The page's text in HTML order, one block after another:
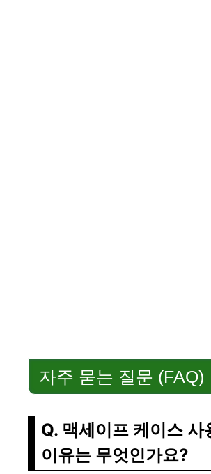
자주 묻는 질문 (FAQ)
Q. 맥세이프 케이스 사
이유는 무엇인가요?